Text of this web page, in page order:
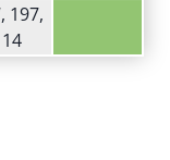
197,